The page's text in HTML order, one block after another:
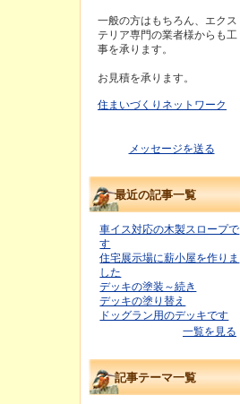
一般の方はもちろん、エクス
テリア専門の業者様からも工
事を承ります。
お見積を承ります。
住まいづくりネットワーク
メッセージを送る
最近の記事一覧
車イス対応の木製スロープで
す
住宅展示場に薪小屋を作りま
した
デッキの塗装～続き
デッキの塗り替え
ドッグラン用のデッキです
一覧を見る
記事テーマ一覧